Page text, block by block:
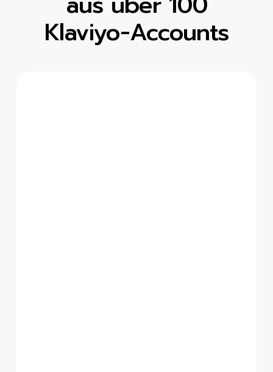
Klaviyo-Accounts